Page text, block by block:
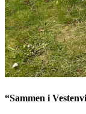
“Sammen i